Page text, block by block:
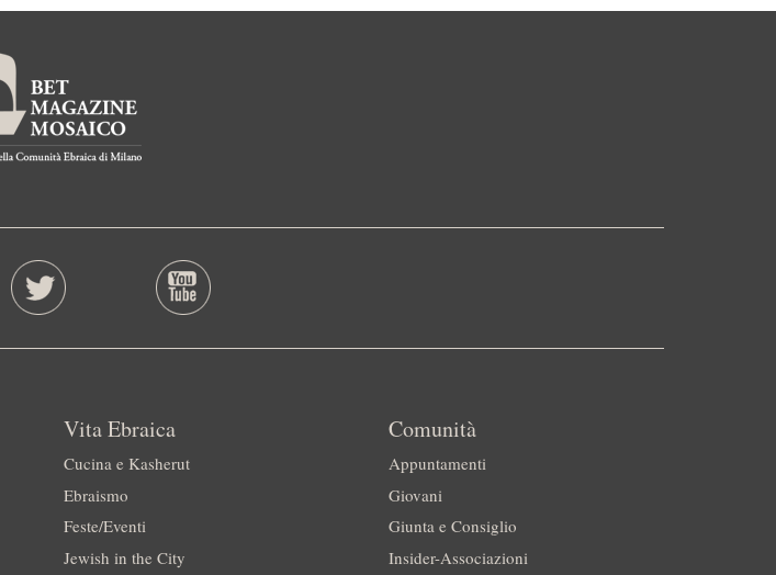
Vita Ebraica
Cucina e Kasherut
Ebraismo
Feste/Eventi
Jewish in the City
Comunità
Appuntamenti
Giovani
Giunta e Consiglio
Insider-Associazioni